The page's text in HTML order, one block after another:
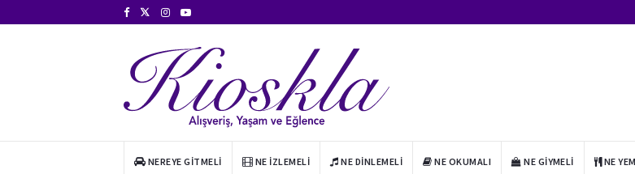
NEREYE GITMELI NE İZLEMELI NE DINLEMELI NE OKUMALI NE GIYMELI NE